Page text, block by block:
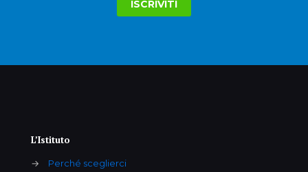
L’Istituto
→
Perché sceglierci